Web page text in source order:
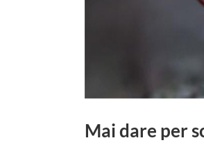
Mai dare per